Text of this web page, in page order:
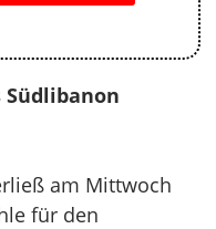
Südlibanon
am Mittwoch
für den